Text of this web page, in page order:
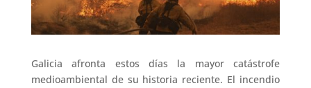
Galicia afronta estos días la mayor catástrofe
medioambiental de su historia reciente. El incendio